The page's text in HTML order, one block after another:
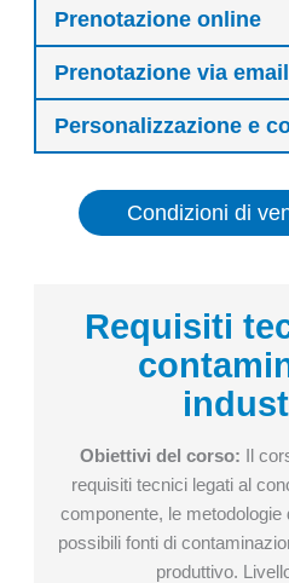
Prenotazione online
Prenotazione via email
Personalizzazione e
Condizioni di
Requisiti
Obiettivi del corso: Il
requisiti tecnici legati al
componente, le metodologie
possibili fonti di
produttivo.